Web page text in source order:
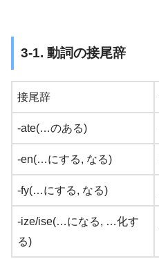
3-1. 動詞の接尾辞
接尾辞
-ate(…のある)
-en(…にする, なる)
-fy(…にする, なる)
-ize/ise(…になる, …化す
る)